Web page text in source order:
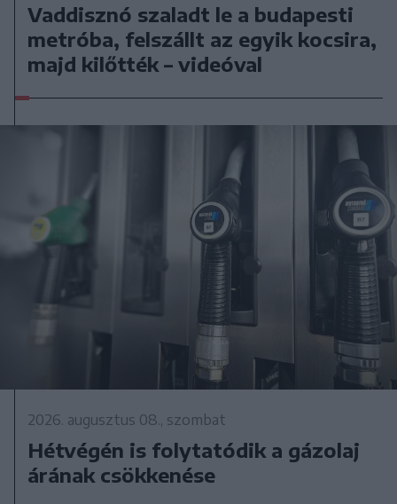
Vaddisznó szaladt le a budapesti
metróba, felszállt az egyik kocsira,
majd kilőtték – videóval
2026. augusztus 08., szombat
Hétvégén is folytatódik a gázolaj
árának csökkenése